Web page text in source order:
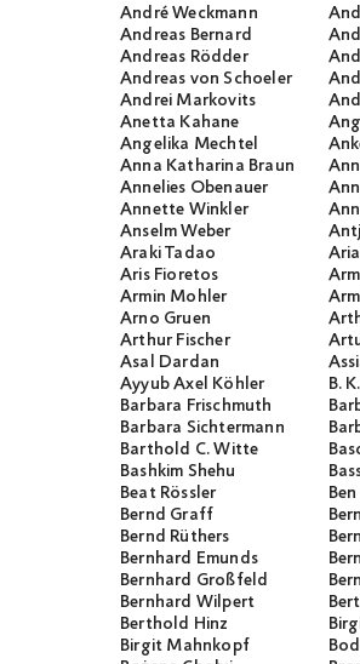
André Weckmann
Andreas Bernard
Andreas Rödder
Andreas von Schoeler
Andrei Markovits
Anetta Kahane
Angelika Mechtel
Anna Katharina Braun
Annelies Obenauer
Annette Winkler
Anselm Weber
Araki Tadao
Aris Fioretos
Armin Mohler
Arno Gruen
Arthur Fischer
Asal Dardan
Ayyub Axel Köhler
B.
Barbara Frischmuth
Barbara Sichtermann
Barthold C. Witte
Bashkim Shehu
Beat Rössler
Bernd Graff
Bernd Rüthers
Bernhard Emunds
Bernhard Großfeld
Bernhard Wilpert
Berthold Hinz
Birgit Mahnkopf